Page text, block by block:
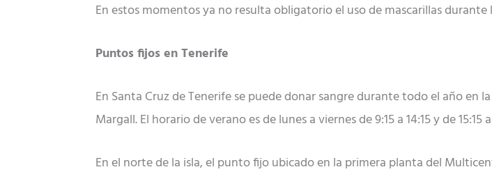
En estos momentos ya no resulta obligatorio el uso de mascarillas durante
Puntos fijos en Tenerife
En Santa Cruz de Tenerife se puede donar sangre durante todo el año en
Margall. El horario de verano es de lunes a viernes de 9:15 a 14:15 y de
En el norte de la isla, el punto fijo ubicado en la primera planta del